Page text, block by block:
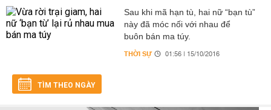
Sau khi mã hạn tù, hai nữ “bạn tù”
này đã móc nối với nhau để
buôn bán ma túy.
THỜI SỰ 01:56 | 15/10/2016
TÌM THEO NGÀY